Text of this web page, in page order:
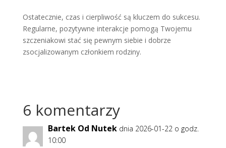
Ostatecznie, czas i cierpliwość są kluczem do sukcesu.
Regularne, pozytywne interakcje pomogą Twojemu
szczeniakowi stać się pewnym siebie i dobrze
zsocjalizowanym członkiem rodziny.
6 komentarzy
Bartek Od Nutek dnia 2026-01-22 o godz.
10:00